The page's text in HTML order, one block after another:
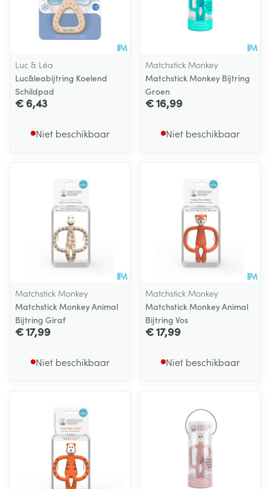
Luc & Léa
Luc&leabijtring Koelend
Schildpad
€ 6,43
Niet beschikbaar
Matchstick Monkey
Matchstick Monkey Bijtring
Groen
€ 16,99
Niet beschikbaar
Matchstick Monkey
Matchstick Monkey Animal
Bijtring Giraf
€ 17,99
Niet beschikbaar
Matchstick Monkey
Matchstick Monkey Animal
Bijtring Vos
€ 17,99
Niet beschikbaar